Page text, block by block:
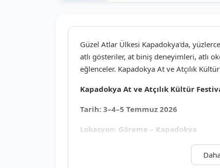
Güzel Atlar Ülkesi Kapadokya'da,
atlı gösteriler, at biniş deneyimleri, atlı
eğlenceler. Kapadokya At ve Atçılık
Kapadokya At ve Atçılık Kültür
Tarih: 3–4–5 Temmuz 2026
Lokasyon: Göreme – Kapadokya
Kapadokya At Festivali Programı